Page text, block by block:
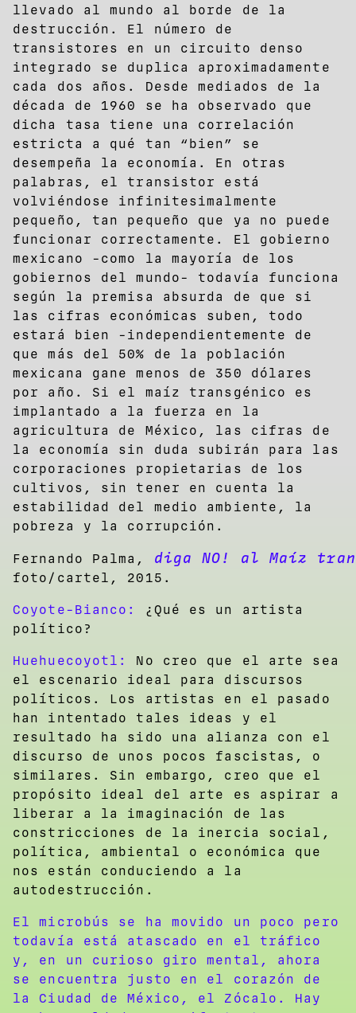
llevado al mundo al borde de la
destrucción. El número de
transistores en un circuito denso
integrado se duplica aproximadamente
cada dos años. Desde mediados de la
década de 1960 se ha observado que
dicha tasa tiene una correlación
estricta a qué tan “bien” se
desempeña la economía. En otras
palabras, el transistor está
volviéndose infinitesimalmente
pequeño, tan pequeño que ya no puede
funcionar correctamente. El gobierno
mexicano -como la mayoría de los
gobiernos del mundo- todavía funciona
según la premisa absurda de que si
las cifras económicas suben, todo
estará bien -independientemente de
que más del 50% de la población
mexicana gane menos de 350 dólares
por año. Si el maíz transgénico es
implantado a la fuerza en la
agricultura de México, las cifras de
la economía sin duda subirán para las
corporaciones propietarias de los
cultivos, sin tener en cuenta la
estabilidad del medio ambiente, la
pobreza y la corrupción.
Fernando Palma, diga NO! al Maíz
foto/cartel, 2015.
Coyote-Bianco: ¿Qué es un artista
político?
Huehuecoyotl: No creo que el arte sea
el escenario ideal para discursos
políticos. Los artistas en el pasado
han intentado tales ideas y el
resultado ha sido una alianza con el
discurso de unos pocos fascistas, o
similares. Sin embargo, creo que el
propósito ideal del arte es aspirar a
liberar a la imaginación de las
constricciones de la inercia social,
política, ambiental o económica que
nos están conduciendo a la
autodestrucción.
El microbús se ha movido un poco pero
todavía está atascado en el tráfico
y, en un curioso giro mental, ahora
se encuentra justo en el corazón de
la Ciudad de México, el Zócalo. Hay